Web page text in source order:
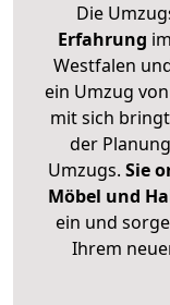
Die
Erfahrung
Westfalen
ein Umzug
mit sich
der
Umzugs. Sie
Möbel und
ein und
Ihrem